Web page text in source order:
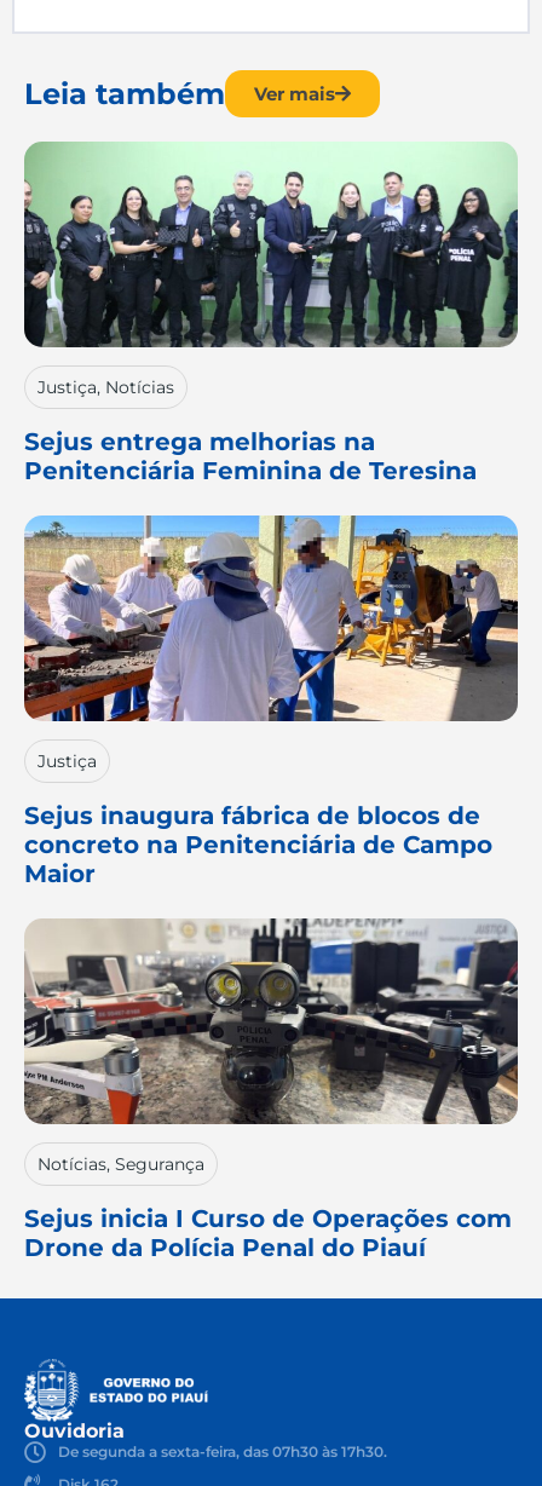
Leia também Ver mais
Justiça, Notícias
Sejus entrega melhorias na
Penitenciária Feminina de Teresina
Justiça
Sejus inaugura fábrica de blocos de
concreto na Penitenciária de Campo
Maior
Notícias, Segurança
Sejus inicia I Curso de Operações com
Drone da Polícia Penal do Piauí
Ouvidoria
De segunda a sexta-feira, das 07h30 às 17h30.